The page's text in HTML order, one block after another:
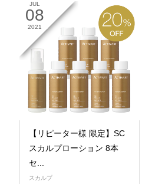
JUL
08
2021
【リピーター様 限定】SC
スカルプローション 8本
セ...
スカルプ